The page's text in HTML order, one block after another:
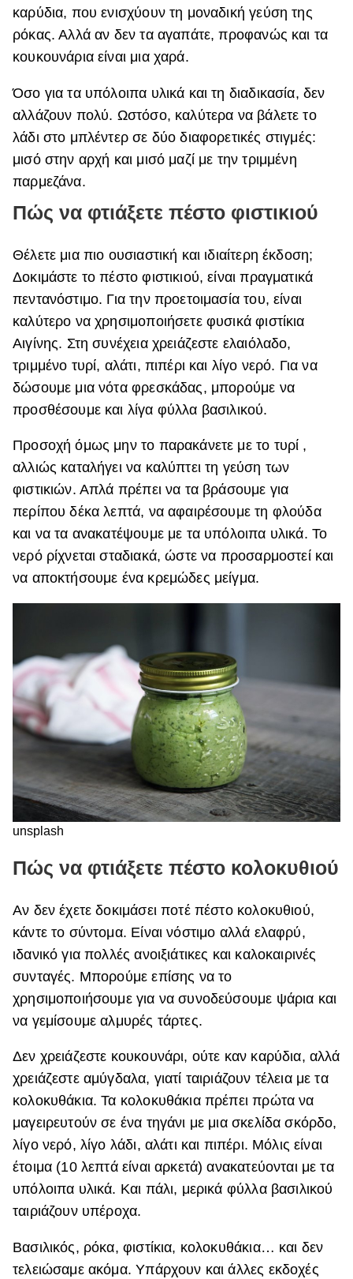
καρύδια, που ενισχύουν τη μοναδική γεύση της
ρόκας. Αλλά αν δεν τα αγαπάτε, προφανώς και τα
κουκουνάρια είναι μια χαρά.
Όσο για τα υπόλοιπα υλικά και τη διαδικασία, δεν
αλλάζουν πολύ. Ωστόσο, καλύτερα να βάλετε το
λάδι στο μπλέντερ σε δύο διαφορετικές στιγμές:
μισό στην αρχή και μισό μαζί με την τριμμένη
παρμεζάνα.
Πώς να φτιάξετε πέστο φιστικιού
Θέλετε μια πιο ουσιαστική και ιδιαίτερη έκδοση;
Δοκιμάστε το πέστο φιστικιού, είναι πραγματικά
πεντανόστιμο. Για την προετοιμασία του, είναι
καλύτερο να χρησιμοποιήσετε φυσικά φιστίκια
Αιγίνης. Στη συνέχεια χρειάζεστε ελαιόλαδο,
τριμμένο τυρί, αλάτι, πιπέρι και λίγο νερό. Για να
δώσουμε μια νότα φρεσκάδας, μπορούμε να
προσθέσουμε και λίγα φύλλα βασιλικού.
Προσοχή όμως μην το παρακάνετε με το τυρί ,
αλλιώς καταλήγει να καλύπτει τη γεύση των
φιστικιών. Απλά πρέπει να τα βράσουμε για
περίπου δέκα λεπτά, να αφαιρέσουμε τη φλούδα
και να τα ανακατέψουμε με τα υπόλοιπα υλικά. Το
νερό ρίχνεται σταδιακά, ώστε να προσαρμοστεί και
να αποκτήσουμε ένα κρεμώδες μείγμα.
unsplash
Πώς να φτιάξετε πέστο κολοκυθιού
Αν δεν έχετε δοκιμάσει ποτέ πέστο κολοκυθιού,
κάντε το σύντομα. Είναι νόστιμο αλλά ελαφρύ,
ιδανικό για πολλές ανοιξιάτικες και καλοκαιρινές
συνταγές. Μπορούμε επίσης να το
χρησιμοποιήσουμε για να συνοδεύσουμε ψάρια και
να γεμίσουμε αλμυρές τάρτες.
Δεν χρειάζεστε κουκουνάρι, ούτε καν καρύδια, αλλά
χρειάζεστε αμύγδαλα, γιατί ταιριάζουν τέλεια με τα
κολοκυθάκια. Τα κολοκυθάκια πρέπει πρώτα να
μαγειρευτούν σε ένα τηγάνι με μια σκελίδα σκόρδο,
λίγο νερό, λίγο λάδι, αλάτι και πιπέρι. Μόλις είναι
έτοιμα (10 λεπτά είναι αρκετά) ανακατεύονται με τα
υπόλοιπα υλικά. Και πάλι, μερικά φύλλα βασιλικού
ταιριάζουν υπέροχα.
Βασιλικός, ρόκα, φιστίκια, κολοκυθάκια… και δεν
τελειώσαμε ακόμα. Υπάρχουν και άλλες εκδοχές